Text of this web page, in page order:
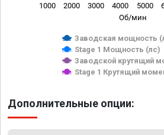
Об/мин
Заводская мощность
Stage 1 Мощность (лс)
Заводской крутящий
Stage 1 Крутящий
1000 2000 3000 4000 5000
Дополнительные опции: